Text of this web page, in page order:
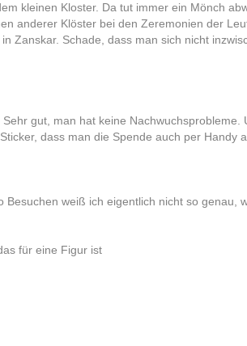
kleinen Kloster. Da tut immer ein Mönch
anderer Klöster bei den Zeremonien der
Zanskar. Schade, dass man sich nicht
gut, man hat keine
dass man die Spende auch per Handy
weiß ich eigentlich nicht so genau,
für eine Figur ist